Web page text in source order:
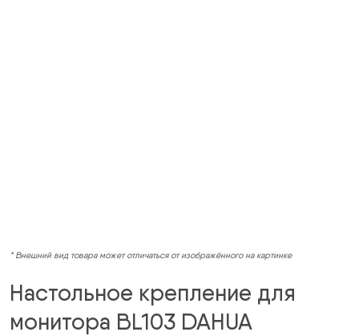
* Внешний вид товара может отличаться от изображённого на картинке
Настольное крепление для
монитора BL103 DAHUA